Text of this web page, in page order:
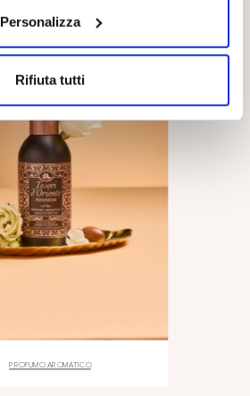
Personalizza
Rifiuta tutti
PROFUMO AROMATICO